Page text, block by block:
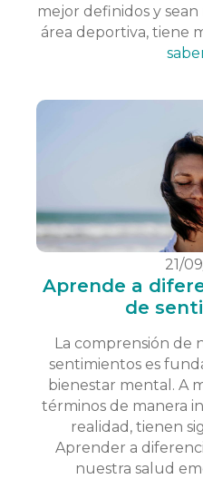
mejor definidos y sean
área deportiva, tiene
21/
Aprende a
de
La comprensión de
sentimientos es
bienestar mental. A
términos de manera
realidad, tienen
Aprender a
nuestra salud